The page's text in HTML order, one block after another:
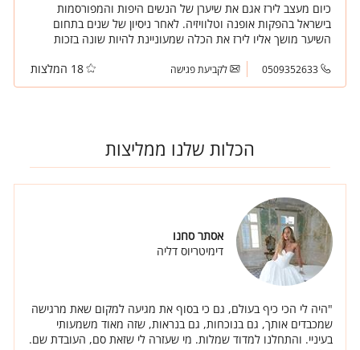
כיום מעצב לירז אגם את שיערן של הנשים היפות והמפורסמות
בישראל בהפקות אופנה וטלוויזיה. לאחר ניסיון של שנים בתחום
השיער מושך אליו לירז את הכלה שמעוניינת להיות שונה בזכות
0509352633 לקביעת פגישה 18 המלצות
הכלות שלנו ממליצות
אסתר סחנו
דימיטריוס דליה
"היה לי הכי כיף בעולם, גם כי בסוף את מגיעה למקום שאת מרגישה
שמכבדים אותך, גם בנוכחות, גם בנראות, שזה מאוד משמעותי
בעיניי. והתחלנו למדוד שמלות. מי שעזרה לי שזאת סם, העובדת שם.